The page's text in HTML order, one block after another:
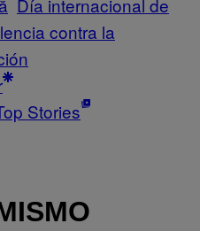
Día internacional de
contra la
Stories